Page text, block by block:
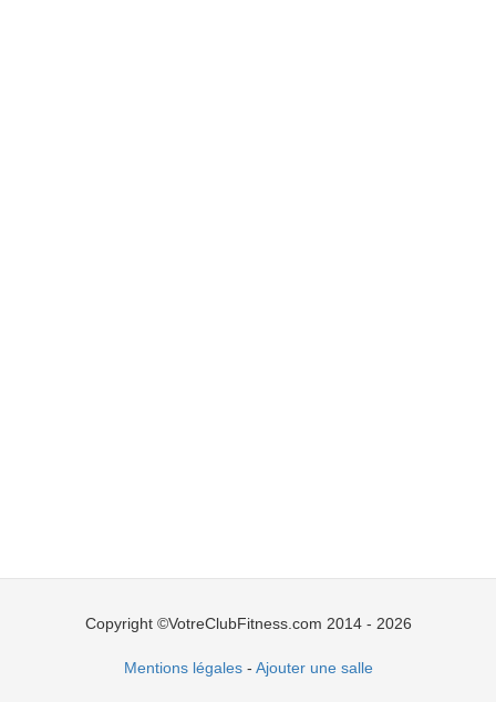
Copyright ©VotreClubFitness.com 2014 - 2026
Mentions légales- Ajouter une salle